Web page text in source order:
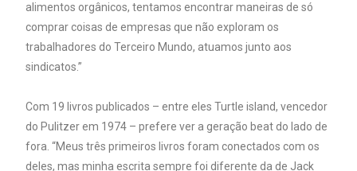
alimentos orgânicos, tentamos encontrar maneiras de só
comprar coisas de empresas que não exploram os
trabalhadores do Terceiro Mundo, atuamos junto aos
sindicatos.”
Com 19 livros publicados – entre eles Turtle island, vencedor
do Pulitzer em 1974 – prefere ver a geração beat do lado de
fora. “Meus três primeiros livros foram conectados com os
deles, mas minha escrita sempre foi diferente da de Jack